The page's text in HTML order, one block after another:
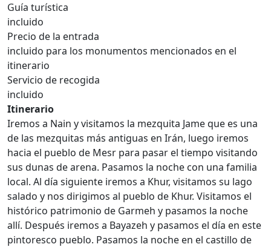
Guía turística
incluido
Precio de la entrada
incluido para los monumentos mencionados en el
itinerario
Servicio de recogida
incluido
Itinerario
Iremos a Nain y visitamos la mezquita Jame que es una
de las mezquitas más antiguas en Irán, luego iremos
hacia el pueblo de Mesr para pasar el tiempo visitando
sus dunas de arena. Pasamos la noche con una familia
local. Al día siguiente iremos a Khur, visitamos su lago
salado y nos dirigimos al pueblo de Khur. Visitamos el
histórico patrimonio de Garmeh y pasamos la noche
allí. Después iremos a Bayazeh y pasamos el día en este
pintoresco pueblo. Pasamos la noche en el castillo de